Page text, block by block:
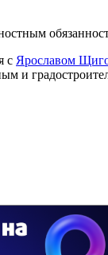
с Ярославом
и